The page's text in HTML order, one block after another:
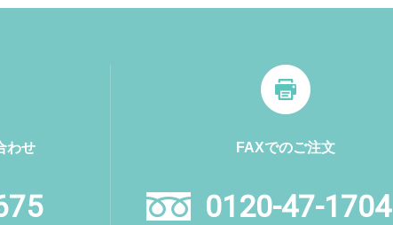
わせ FAXでのご注文
0120-47-1704